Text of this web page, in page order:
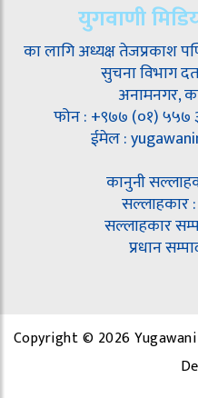
युगवाणी
का लागि अध्यक्ष तेजप्रकाश
सुचना विभाग
अनामनगर,
फोन : +९७७ (०१) ५५७
ईमेल :
कानुनी
सल्लाहकार
सल्लाहकार
प्रधान
Copyright © 2026